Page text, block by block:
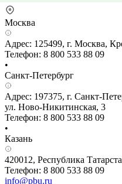
Москва
Адрес: 125499, г. Москва,
Телефон: 8 800 533 88 09
•
Санкт-Петербург
Адрес: 197375, г. Санкт-
ул. Ново-Никитинская, 3
Телефон: 8 800 533 88 09
•
Казань
420012, Республика
Телефон: 8 800 533 88 09
info@pbu.ru